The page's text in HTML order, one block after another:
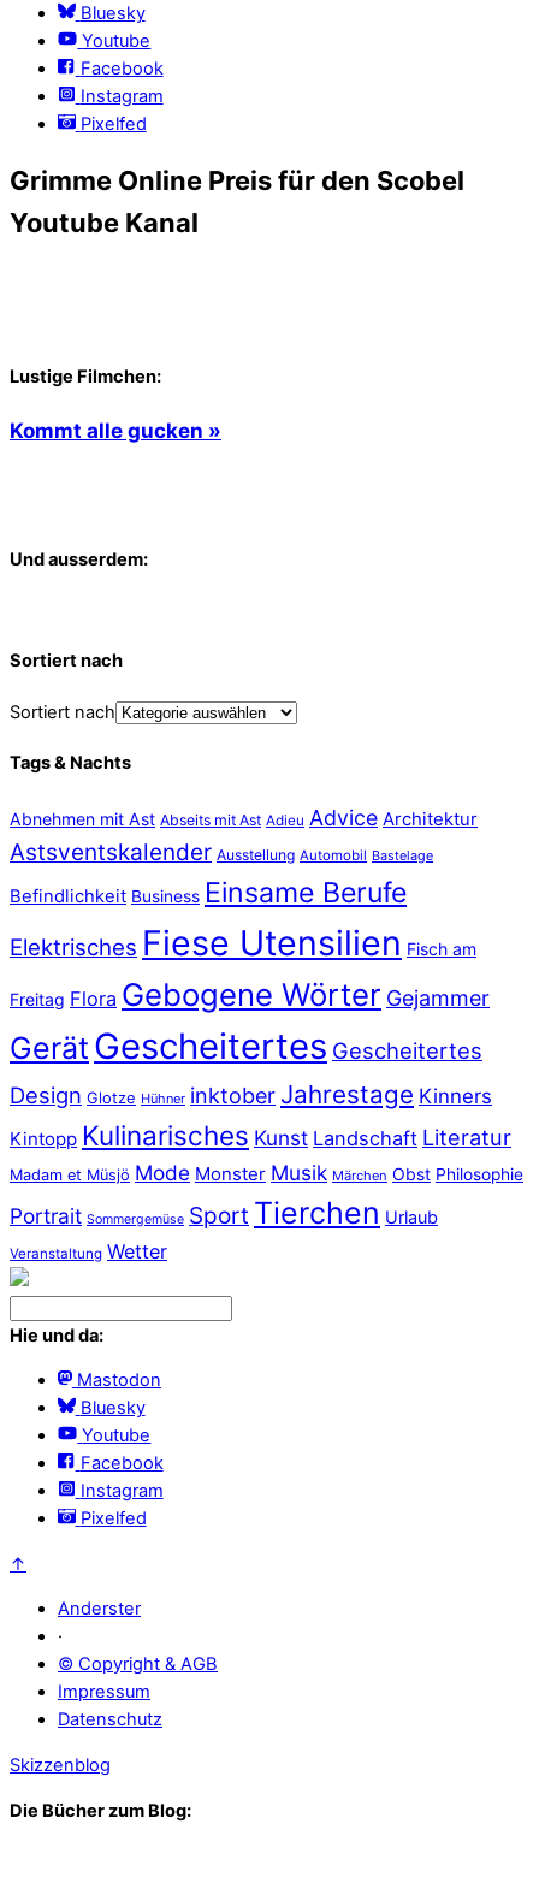
Bluesky
Youtube
Facebook
Instagram
Pixelfed
Grimme Online Preis für den Scobel
Youtube Kanal
Lustige Filmchen:
Kommt alle gucken »
Und ausserdem:
Sortiert nach
Sortiert nach
Tags & Nachts
Abnehmen mit Ast Abseits mit Ast Adieu Advice Architektur
Astsventskalender Ausstellung Automobil Bastelage
Befindlichkeit Business Einsame Berufe
Elektrisches Fiese Utensilien Fisch am
Freitag Flora Gebogene Wörter Gejammer
Gerät Gescheitertes Gescheitertes
Design Glotze Hühner inktober Jahrestage Kinners
Kintopp Kulinarisches Kunst Landschaft Literatur
Madam et Müsjö Mode Monster Musik Märchen Obst Philosophie
Portrait Sommergemüse Sport Tierchen Urlaub
Veranstaltung Wetter
Hie und da:
Mastodon
Bluesky
Youtube
Facebook
Instagram
Pixelfed
↑
Anderster
·
© Copyright & AGB
Impressum
Datenschutz
Skizzenblog
Die Bücher zum Blog: